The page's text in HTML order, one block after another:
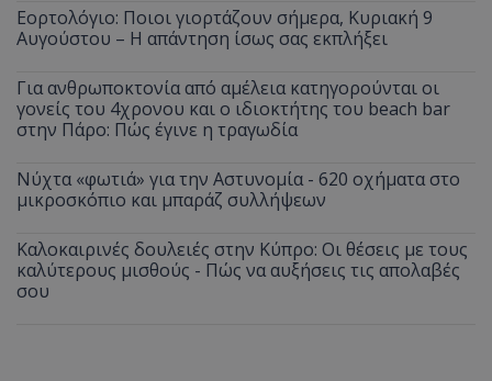
Εορτολόγιο: Ποιοι γιορτάζουν σήμερα, Κυριακή 9
Αυγούστου – Η απάντηση ίσως σας εκπλήξει
Για ανθρωποκτονία από αμέλεια κατηγορούνται οι
γονείς του 4χρονου και ο ιδιοκτήτης του beach bar
στην Πάρο: Πώς έγινε η τραγωδία
Νύχτα «φωτιά» για την Αστυνομία - 620 οχήματα στο
μικροσκόπιο και μπαράζ συλλήψεων
Καλοκαιρινές δουλειές στην Κύπρο: Οι θέσεις με τους
καλύτερους μισθούς - Πώς να αυξήσεις τις απολαβές
σου